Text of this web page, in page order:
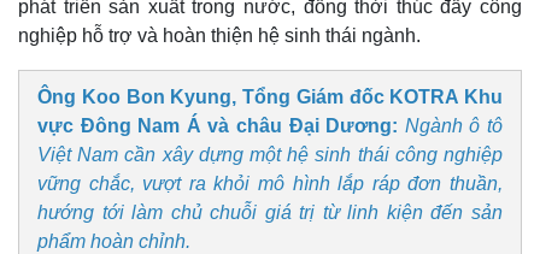
phát triển sản xuất trong nước, đồng thời thúc đẩy công
nghiệp hỗ trợ và hoàn thiện hệ sinh thái ngành.
Ông Koo Bon Kyung, Tổng Giám đốc KOTRA Khu
vực Đông Nam Á và châu Đại Dương: Ngành ô tô
Việt Nam cần xây dựng một hệ sinh thái công nghiệp
vững chắc, vượt ra khỏi mô hình lắp ráp đơn thuần,
hướng tới làm chủ chuỗi giá trị từ linh kiện đến sản
phẩm hoàn chỉnh.